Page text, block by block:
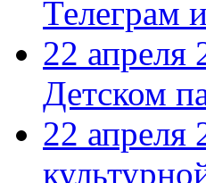
Телеграм
22
Детском
22 апреля